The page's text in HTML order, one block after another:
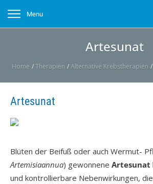
Artesunat
Home /Therapien /Alternative Krebstherapien /
Artesunat
Blüten der Beifuß oder auch Wermut-
Artemisiaannua) gewonnene Artesunat
und kontrollierbare Nebenwirkungen,
Menu